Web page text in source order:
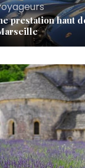
prestation haut